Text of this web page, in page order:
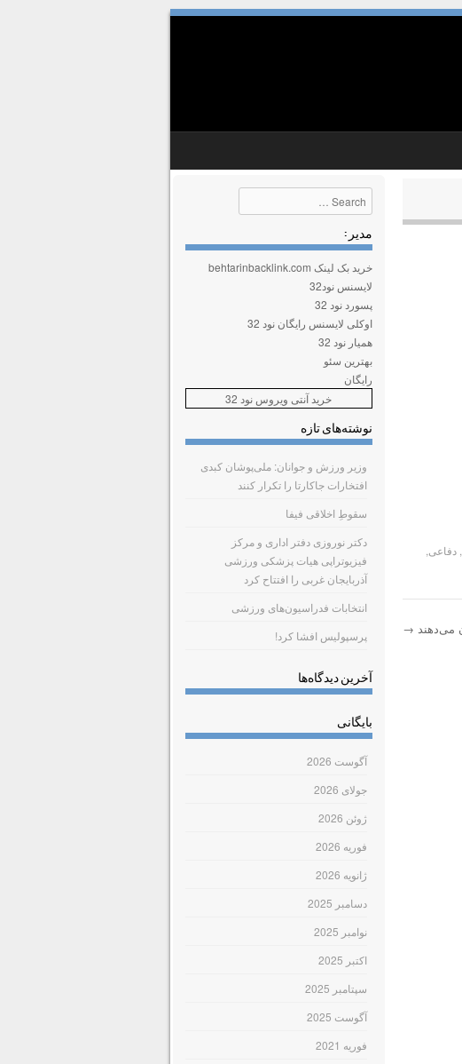
دفاعی
→
Search
مدیر :
خرید بک لینک behtarinbacklink.com
لایسنس نود32
پسورد نود 32
اوکلی لایسنس رایگان نود 32
همیار نود 32
بهترین سئو
رایگان
خرید آنتی ویروس نود 32
نوشته‌های تازه
وزیر ورزش و جوانان: ملی‌پوشان کبدی
افتخارات جاکارتا را تکرار کنند
سقوطِ اخلاقی فیفا
دکتر نوروزی دفتر اداری و مرکز
فیزیوتراپی هیات پزشکی ورزشی
آذربایجان غربی را افتتاح کرد
انتخابات فدراسیون‌های ورزشی
پرسپولیس افشا کرد!
آخرین دیدگاه‌ها
بایگانی
آگوست 2026
جولای 2026
ژوئن 2026
فوریه 2026
ژانویه 2026
دسامبر 2025
نوامبر 2025
اکتبر 2025
سپتامبر 2025
آگوست 2025
فوریه 2021